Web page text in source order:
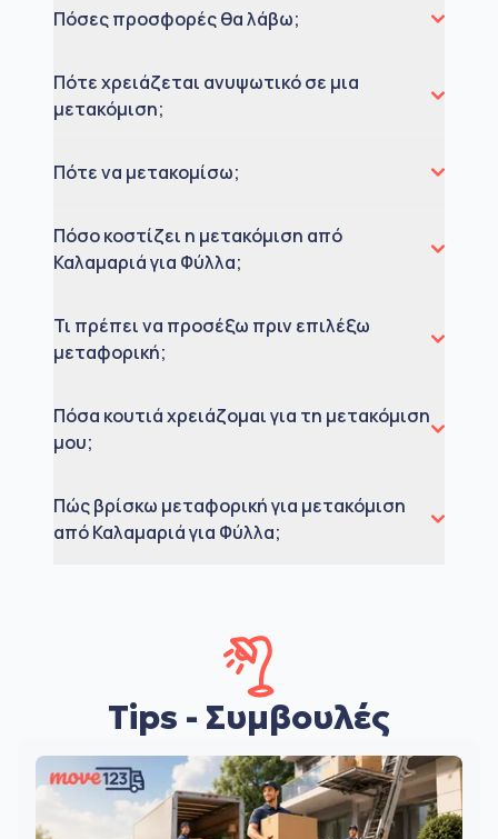
Πόσες προσφορές θα λάβω;
Πότε χρειάζεται ανυψωτικό σε μια
μετακόμιση;
Πότε να μετακομίσω;
Πόσο κοστίζει η μετακόμιση από
Καλαμαριά για Φύλλα;
Τι πρέπει να προσέξω πριν επιλέξω
μεταφορική;
Πόσα κουτιά χρειάζομαι για τη μετακόμιση
μου;
Πώς βρίσκω μεταφορική για μετακόμιση
από Καλαμαριά για Φύλλα;
Tips - Συμβουλές